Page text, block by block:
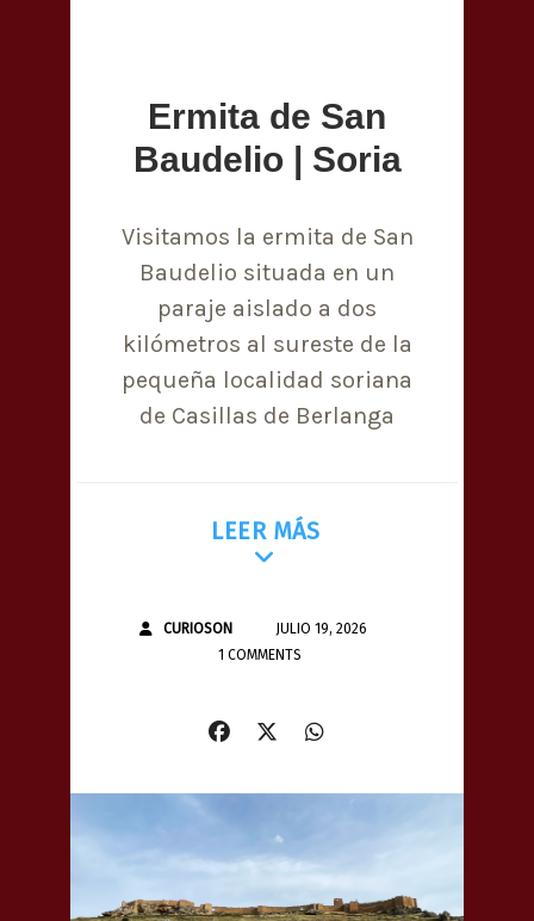
Ermita de San
Baudelio | Soria
Visitamos la ermita de San
Baudelio situada en un
paraje aislado a dos
kilómetros al sureste de la
pequeña localidad soriana
de Casillas de Berlanga
LEER MÁS
CURIOSON
JULIO 19, 2026
1 COMMENTS